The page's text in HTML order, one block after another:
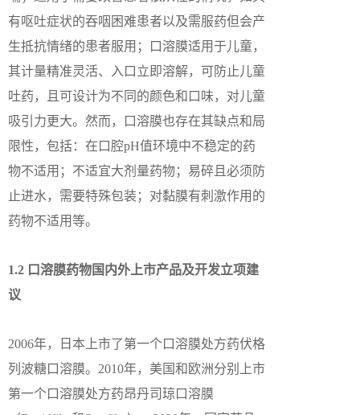
有呕吐症状的吞咽困难患者以及需服药但会产
生抵抗情绪的患者服用；口溶膜适用于儿童，
其计量精准灵活、入口立即溶解，可防止儿童
吐药，且可设计为不同的颜色和口味，对儿童
吸引力更大。然而，口溶膜也存在其缺点和局
限性，包括：在口腔pH值环境中不稳定的药
物不适用；不适宜大剂量药物；易碎且必须防
止进水，需要特殊包装；对黏膜有刺激作用的
药物不适用等。
1.2 口溶膜药物国内外上市产品及开发立项建
议
2006年，日本上市了第一个口溶膜处方药伏格
列波糖口溶膜。2010年，美国和欧洲分别上市
第一个口溶膜处方药昂丹司琼口溶膜